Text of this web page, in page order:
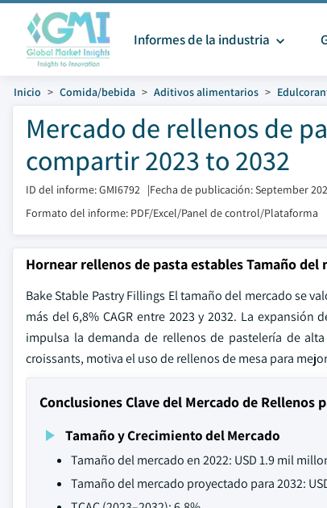
Informes de la industria
Inicio Comida/bebida Aditivos alimentarios
Mercado de rellenos de
compartir 2023 to 2032
ID del informe: GMI6792 |Fecha de publicación: September
Formato del informe: PDF/Excel/Panel de control/Plataforma
Hornear rellenos de pasta estables Tamaño del
Bake Stable Pastry Fillings El tamaño del mercado se
más del 6,8% CAGR entre 2023 y 2032. La
impulsa la demanda de rellenos de pastelería de
croissants, motiva el uso de rellenos de mesa para
Conclusiones Clave del Mercado de Rellenos
Tamaño y Crecimiento del Mercado
Tamaño del mercado en 2022: USD 1.9 mil
Tamaño del mercado proyectado para 2032: